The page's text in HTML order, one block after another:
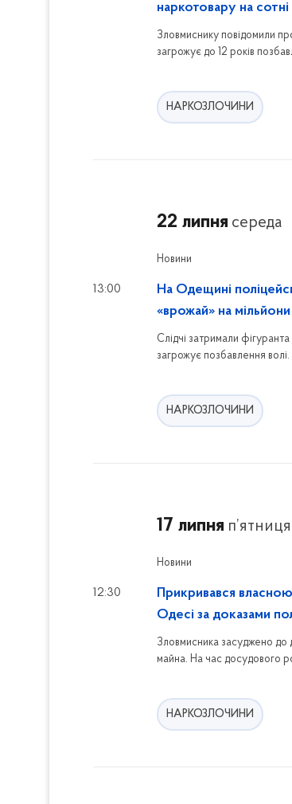
наркотовару на
Зловмиснику повідомили
загрожує до 12 років
НАРКОЗЛОЧИНИ
22 липня середа
Новини
На Одещині
«врожай» на
Слідчі затримали
загрожує позбавлення волі.
13:00
НАРКОЗЛОЧИНИ
17 липня п’ятниця
Новини
Прикривався
Одесі за доказами
Зловмисника засуджено до
майна. На час досудового
12:30
НАРКОЗЛОЧИНИ